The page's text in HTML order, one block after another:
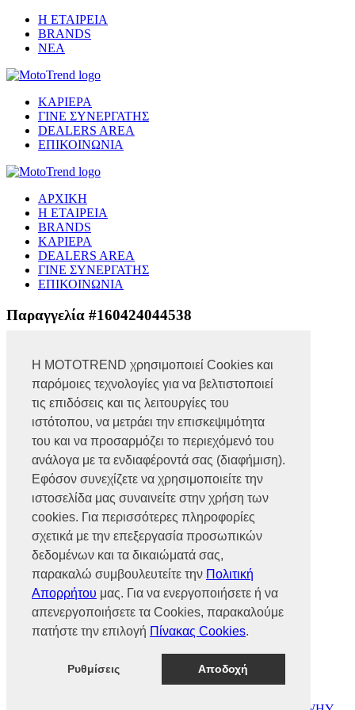
Η MOTOTREND χρησιμοποιεί Cookies και
παρόμοιες τεχνολογίες για να βελτιστοποιεί
τις επιδόσεις και τις λειτουργίες του
ιστότοπου, να μετράει την επισκεψιμότητα
του και να προσαρμόζει το περιεχόμενό του
ανάλογα με τα ενδιαφέροντά σας (διαφήμιση).
Εφόσον συνεχίζετε να χρησιμοποιείτε την
ιστοσελίδα μας συναινείτε στην χρήση των
cookies. Για περισσότερες πληροφορίες
σχετικά με την επεξεργασία προσωπικών
δεδομένων και τα δικαιώματά σας,
παρακαλώ συμβουλευτείτε την Πολιτική
Απορρήτου μας. Για να ενεργοποιήσετε ή να
απενεργοποιήσετε τα Cookies, παρακαλούμε
πατήστε την επιλογή Πίνακας Cookies.
Ρυθμίσεις Αποδοχή
Η ΕΤΑΙΡΕΙΑ
BRANDS
ΝΕΑ
ΚΑΡΙΕΡΑ
ΓΙΝΕ ΣΥΝΕΡΓΑΤΗΣ
DEALERS AREA
ΕΠΙΚΟΙΝΩΝΙΑ
ΑΡΧΙΚΗ
Η ΕΤΑΙΡΕΙΑ
BRANDS
ΚΑΡΙΕΡΑ
DEALERS AREA
ΓΙΝΕ ΣΥΝΕΡΓΑΤΗΣ
ΕΠΙΚΟΙΝΩΝΙΑ
Παραγγελία #160424044538
Βρυούλων 56, Ν. Φιλαδέλφεια,
14341, Αθήνα
Αρ. Γ.Ε.ΜΗ 002466101000
Τηλ.:2102585991
Φαξ.:2102585993
Ε-mail:info@mototrend.gr
Μάθετε Περισσότερα
Η Εταιρεία
Brands
Νέα
Οικονομικά στοιχεία
Υποστήριξη
Επικοινωνία
Γίνε συνεργάτης
Πολιτική απορρήτου